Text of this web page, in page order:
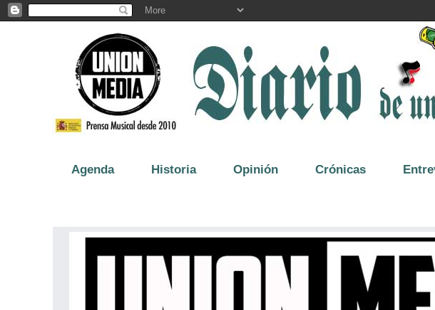
Agenda Historia Opinión Crónicas